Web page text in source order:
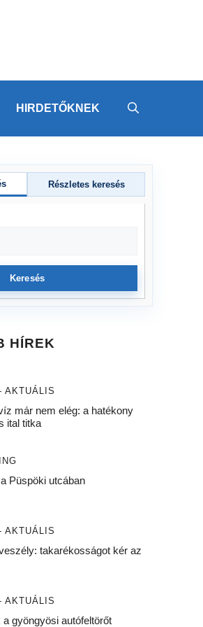
HIRDETŐKNEK
Részletes keresés
Keresés
HÍREK
AKTUÁLIS
már nem elég: a hatékony
ital titka
Püspöki utcában
AKTUÁLIS
takarékosságot kér az
AKTUÁLIS
a gyöngyösi autófeltörőt